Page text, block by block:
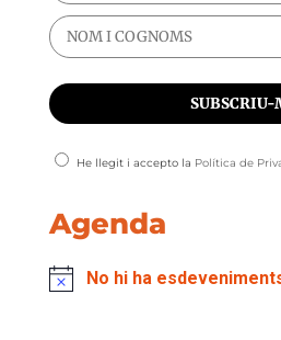
He llegit i accepto la Política de
Agenda
No hi ha